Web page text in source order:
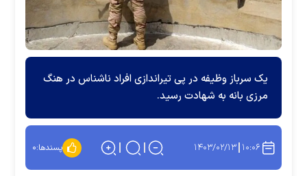
یک سرباز وظیفه در پی تیراندازی افراد ناشناس در هنگ
مرزی بانه به شهادت رسید.
۱۰:۰۶ ۱۴۰۳/۰۲/۱۳ پسندها:۰